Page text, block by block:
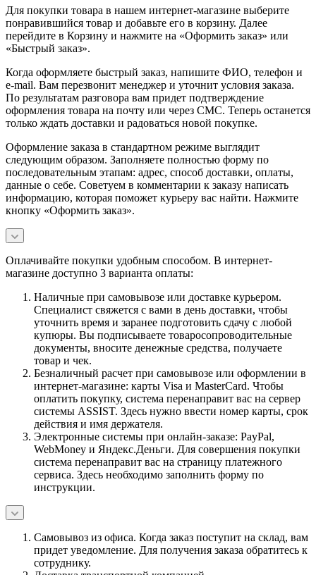
Для покупки товара в нашем интернет-магазине выберите
понравившийся товар и добавьте его в корзину. Далее
перейдите в Корзину и нажмите на «Оформить заказ» или
«Быстрый заказ».
Когда оформляете быстрый заказ, напишите ФИО, телефон и
e-mail. Вам перезвонит менеджер и уточнит условия заказа.
По результатам разговора вам придет подтверждение
оформления товара на почту или через СМС. Теперь останется
только ждать доставки и радоваться новой покупке.
Оформление заказа в стандартном режиме выглядит
следующим образом. Заполняете полностью форму по
последовательным этапам: адрес, способ доставки, оплаты,
данные о себе. Советуем в комментарии к заказу написать
информацию, которая поможет курьеру вас найти. Нажмите
кнопку «Оформить заказ».
Оплачивайте покупки удобным способом. В интернет-
магазине доступно 3 варианта оплаты:
Наличные при самовывозе или доставке курьером.
Специалист свяжется с вами в день доставки, чтобы
уточнить время и заранее подготовить сдачу с любой
купюры. Вы подписываете товаросопроводительные
документы, вносите денежные средства, получаете
товар и чек.
Безналичный расчет при самовывозе или оформлении в
интернет-магазине: карты Visa и MasterCard. Чтобы
оплатить покупку, система перенаправит вас на сервер
системы ASSIST. Здесь нужно ввести номер карты, срок
действия и имя держателя.
Электронные системы при онлайн-заказе: PayPal,
WebMoney и Яндекс.Деньги. Для совершения покупки
система перенаправит вас на страницу платежного
сервиса. Здесь необходимо заполнить форму по
инструкции.
Самовывоз из офиса. Когда заказ поступит на склад, вам
придет уведомление. Для получения заказа обратитесь к
сотруднику.